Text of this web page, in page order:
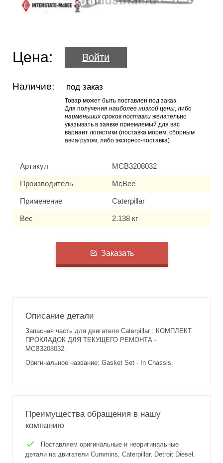
Цена: Войти
Наличие: под заказ
Товар может быть поставлен под заказ.
Для получения наиболее низкой цены, либо
наименьших сроков поставки желательно
указывать в заявке приемлемый для вас
вариант логистики (поставка морем, сборным
авиагрузом, либо экспресс-поставка).
Артикул MCB3208032
Производитель McBee
Применение Caterpillar
Вес 2.138 кг
Заказать
Описание детали
Запасная часть для двигателя Caterpillar : КОМПЛЕКТ
ПРОКЛАДОК ДЛЯ ТЕКУЩЕГО РЕМОНТА -
MCB3208032.
Оригинальное название: Gasket Set - In Chassis.
Преимущества обращения в нашу
компанию
Поставляем оригинальные и неоригинальные
детали на двигатели Cummins, Caterpillar, Detroit Diesel.